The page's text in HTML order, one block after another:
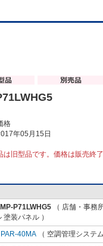
格
年05月15日
旧型品です。価格は販売終
P71LWHG5 （ 店舗・事務
塗装パネル ）
PAR-40MA （ 空調管理システ